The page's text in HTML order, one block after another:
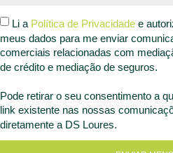
Li a Política de Privacidade e
meus dados para me enviar
comerciais relacionadas com
de crédito e mediação de seguros.
Pode retirar o seu consentimento a
link existente nas nossas
diretamente a DS Loures.